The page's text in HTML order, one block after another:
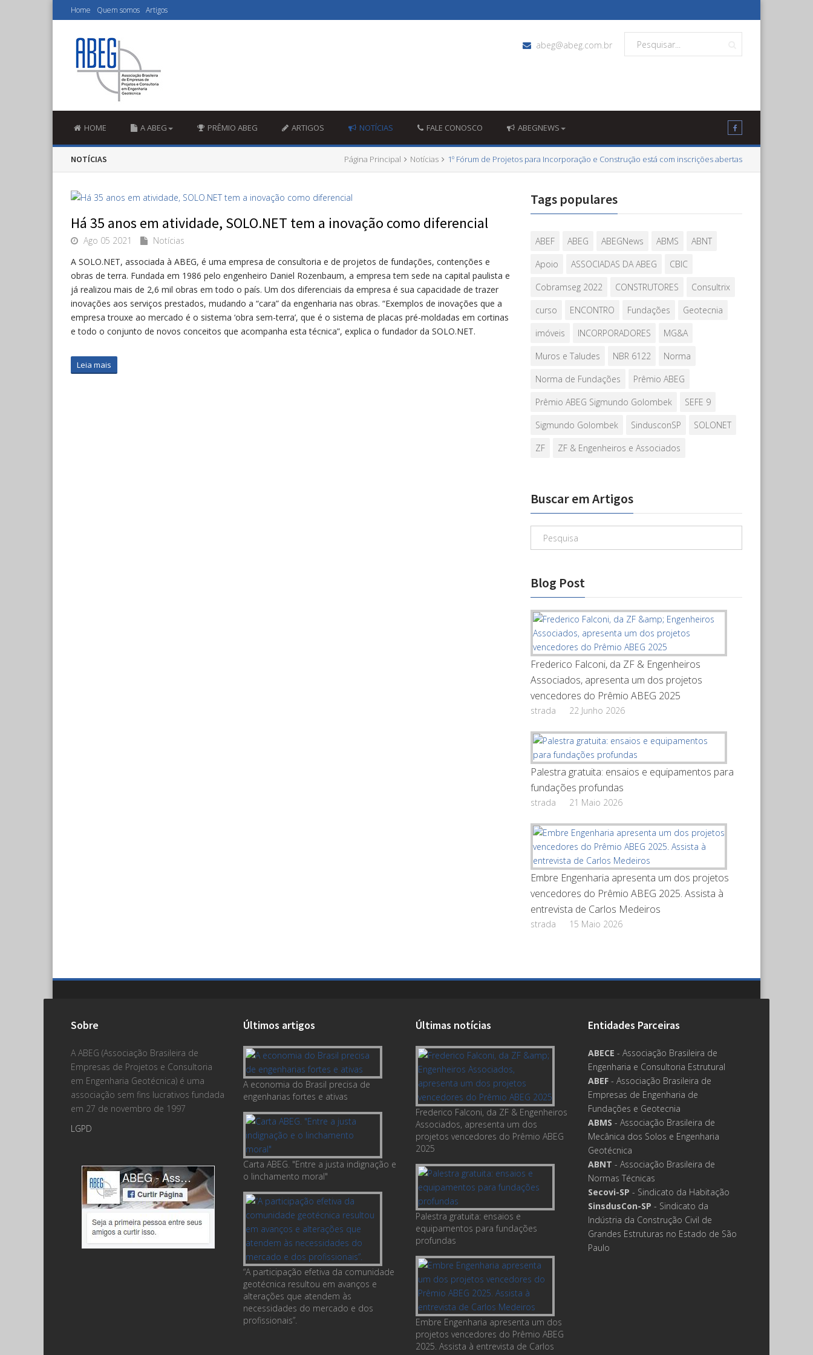
Home Quem somos Artigos
abeg@abeg.com.br
HOME A ABEG PRÊMIO ABEG ARTIGOS NOTÍCIAS FALE CONOSCO ABEGNEWS
NOTÍCIAS Página Principal Notícias 1º Fórum de Projetos para Incorporação e Construção está com inscrições abertas
Há 35 anos em atividade, SOLO.NET tem a inovação como diferencial
Ago 05 2021
Notícias
A SOLO.NET, associada à ABEG, é uma empresa de consultoria e de projetos de fundações, contenções e
obras de terra. Fundada em 1986 pelo engenheiro Daniel Rozenbaum, a empresa tem sede na capital paulista e
já realizou mais de 2,6 mil obras em todo o país. Um dos diferenciais da empresa é sua capacidade de trazer
inovações aos serviços prestados, mudando a “cara” da engenharia nas obras. “Exemplos de inovações que a
empresa trouxe ao mercado é o sistema ‘obra sem-terra’, que é o sistema de placas pré-moldadas em cortinas
e todo o conjunto de novos conceitos que acompanha esta técnica”, explica o fundador da SOLO.NET.
Leia mais
Tags populares
ABEF ABEG ABEGNews ABMS
ABNT
Apoio
ASSOCIADAS DA ABEG
CBIC
Cobramseg 2022
CONSTRUTORES
Consultrix
curso
ENCONTRO Fundações
Geotecnia
imóveis
INCORPORADORES
MG&A
Muros e Taludes
NBR 6122
Norma
Norma de Fundações
Prêmio ABEG
Prêmio ABEG Sigmundo Golombek
SEFE 9
Sigmundo Golombek
SindusconSP
SOLONET
ZF
ZF & Engenheiros e Associados
Buscar em Artigos
Blog Post
Frederico Falconi, da ZF & Engenheiros
Associados, apresenta um dos projetos
vencedores do Prêmio ABEG 2025
strada 22 Junho 2026
Palestra gratuita: ensaios e equipamentos para
fundações profundas
strada 21 Maio 2026
Embre Engenharia apresenta um dos projetos
vencedores do Prêmio ABEG 2025. Assista à
entrevista de Carlos Medeiros
strada 15 Maio 2026
Sobre
A ABEG (Associação Brasileira de
Empresas de Projetos e Consultoria
em Engenharia Geotécnica) é uma
associação sem fins lucrativos fundada
em 27 de novembro de 1997
LGPD
Últimos artigos
A economia do Brasil precisa de
engenharias fortes e ativas
Carta ABEG. "Entre a justa indignação e
o linchamento moral"
“A participação efetiva da comunidade
geotécnica resultou em avanços e
alterações que atendem às
necessidades do mercado e dos
profissionais”.
Últimas notícias
Frederico Falconi, da ZF & Engenheiros
Associados, apresenta um dos
projetos vencedores do Prêmio ABEG
2025
Palestra gratuita: ensaios e
equipamentos para fundações
profundas
Embre Engenharia apresenta um dos
projetos vencedores do Prêmio ABEG
2025. Assista à entrevista de Carlos
Entidades Parceiras
ABECE - Associação Brasileira de
Engenharia e Consultoria Estrutural
ABEF - Associação Brasileira de
Empresas de Engenharia de
Fundações e Geotecnia
ABMS - Associação Brasileira de
Mecânica dos Solos e Engenharia
Geotécnica
ABNT - Associação Brasileira de
Normas Técnicas
Secovi-SP - Sindicato da Habitação
SinsdusCon-SP - Sindicato da
Indústria da Construção Civil de
Grandes Estruturas no Estado de São
Paulo